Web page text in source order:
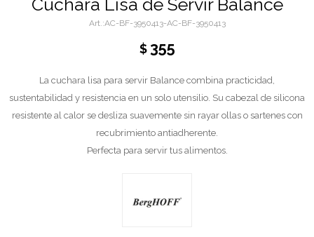
Cuchara Lisa de Servir Balance
AC-BF-3950413-AC-BF-3950413
$ 355
La cuchara lisa para servir Balance combina practicidad,
sustentabilidad y resistencia en un solo utensilio. Su cabezal de silicona
resistente al calor se desliza suavemente sin rayar ollas o sartenes con
recubrimiento antiadherente.
Perfecta para servir tus alimentos.